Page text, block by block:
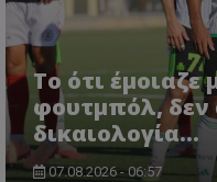
Το ότι έμοιαζε
φουτμπόλ, δεν
δικαιολογία…
07.08.2026 - 06:57